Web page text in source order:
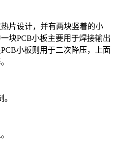
片设计，并有两块竖着的小
块PCB小板主要用于焊接输出
小板则用于二次降压，上面